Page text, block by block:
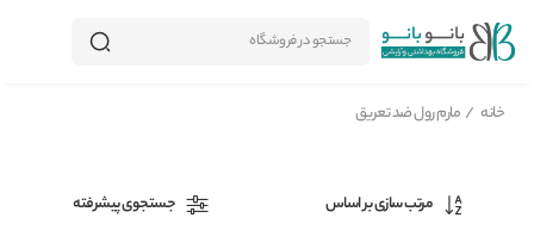
جستجو در فروشگاه
خانه / مارم رول ضد تعریق
مرتب سازی بر اساس جستجوی پیشرفته